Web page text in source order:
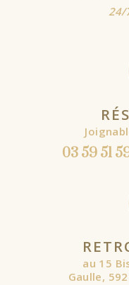
24/
03 59 51
au 15
Gaulle,